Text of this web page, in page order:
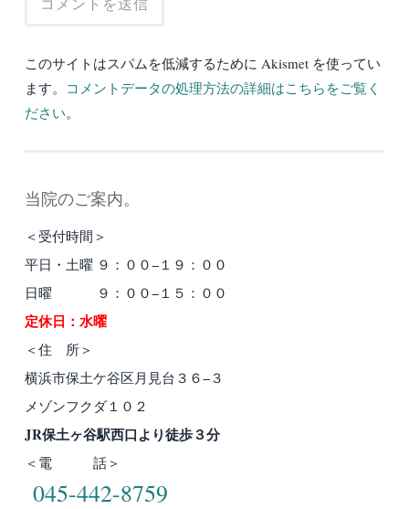
このサイトはスパムを低減するために Akismet を使ってい
ます。 コメントデータの処理方法の詳細はこちらをご覧く
ださい。
当院のご案内。
＜受付時間＞
平日・土曜 ９：００−１９：００
日曜 ９：００−１５：００
定休日：水曜
＜住 所＞
横浜市保土ケ谷区月見台３６−３
メゾンフクダ１０２
JR保土ヶ谷駅西口より徒歩３分
＜電 話＞
045-442-8759